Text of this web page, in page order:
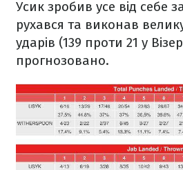
Усик зробив усе від себе
рухався та виконав
ударів (139 проти 21 у
прогнозовано.